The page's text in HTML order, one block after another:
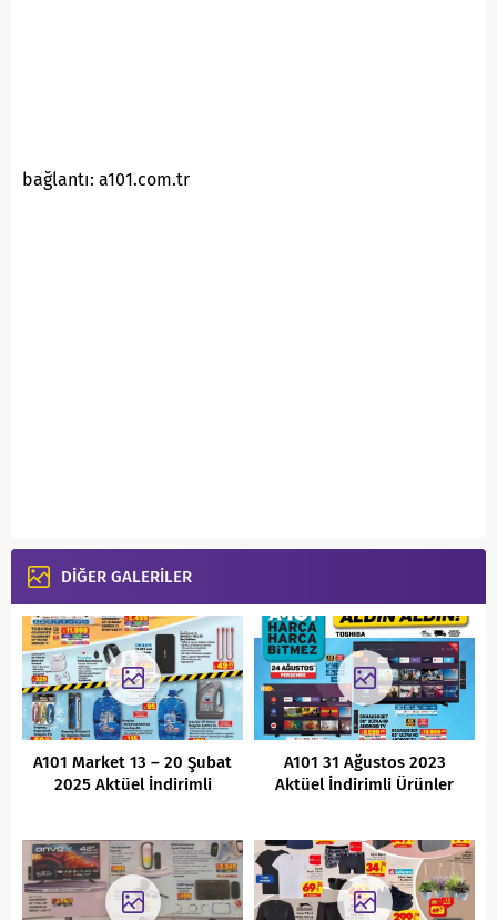
bağlantı: a101.com.tr
DİĞER GALERİLER
A101 Market 13 – 20 Şubat
2025 Aktüel İndirimli
A101 31 Ağustos 2023
Aktüel İndirimli Ürünler